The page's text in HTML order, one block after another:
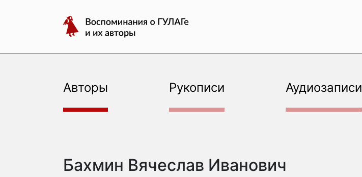
Воспоминания
о
и
авторы
Авторы Рукописи Аудиозаписи
Бахмин Вячеслав Иванович